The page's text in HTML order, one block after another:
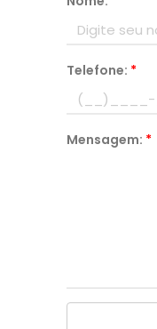
Telefone: *
Mensagem: *